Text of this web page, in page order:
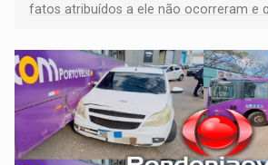
fatos atribuídos a ele não ocorreram e